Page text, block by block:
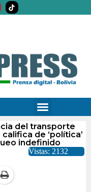
del transporte
de ‘política’
indefinido
Vistas: 2132